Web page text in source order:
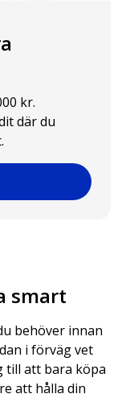
kr.
där du
smart
behöver innan
i förväg vet
till att bara köpa
att hålla din